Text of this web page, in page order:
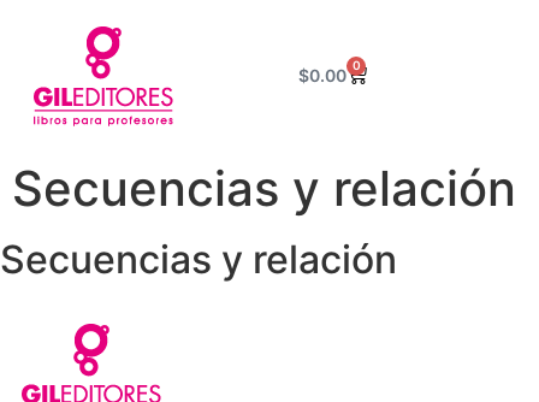
$0.00 0
Secuencias y relación
Secuencias y relación